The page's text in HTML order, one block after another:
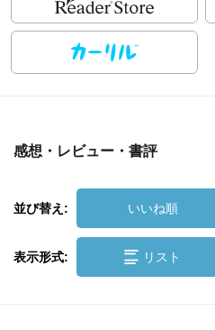
感想・レビュー・書評
並び替え: いいね順
表示形式: リスト